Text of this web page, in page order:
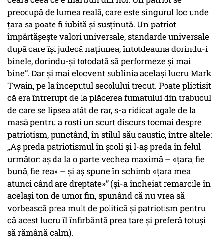
preocupă de lumea reală, care este singurul loc unde
țara sa poate fi iubită și susținută. Un patriot
împărtășește valori universale, standarde universale
după care își judecă națiunea, întotdeauna dorindu-i
binele, dorindu-și totodată să performeze și mai
bine”. Dar și mai elocvent sublinia același lucru Mark
Twain, pe la începutul secolului trecut. Poate plictisit
că era întrerupt de la plăcerea fumatului din trabucul
de care se lipsea atât de rar, s-a ridicat agale de la
masă pentru a rosti un scurt discurs tocmai despre
patriotism, punctând, în stilul său caustic, între altele:
„Aș preda patriotismul în școli și l-aș preda în felul
următor: aș da la o parte vechea maximă – «țara, fie
bună, fie rea» – și aș spune în schimb «țara mea
atunci când are dreptate»” (și-a încheiat remarcile în
același ton de umor fin, spunând că nu vrea să
vorbească prea mult de politică și patriotism pentru
că acest lucru îl înfirbântă prea tare și preferă totuși
să rămână calm).